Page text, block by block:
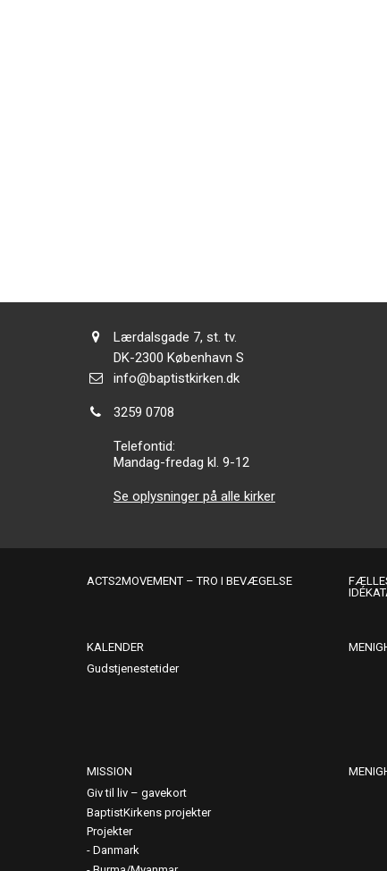
Adresse:
Lærdalsgade 7, st. tv.
Adresse:
DK-2300 København S
Send
info@baptistkirken.dk
Tlf.:
3259 0708
Telefontid:
Mandag-fredag kl. 9-12
Se oplysninger på alle kirker
ACTS2MOVEMENT – TRO I BEVÆGELSE
KALENDER
Gudstjenestetider
MISSION
Giv til liv – gavekort
BaptistKirkens projekter
Projekter
Danmark